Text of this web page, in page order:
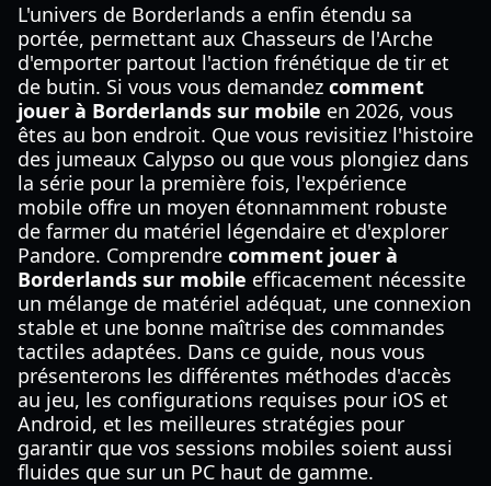
L'univers de Borderlands a enfin étendu sa
portée, permettant aux Chasseurs de l'Arche
d'emporter partout l'action frénétique de tir et
de butin. Si vous vous demandez comment
jouer à Borderlands sur mobile en 2026, vous
êtes au bon endroit. Que vous revisitiez l'histoire
des jumeaux Calypso ou que vous plongiez dans
la série pour la première fois, l'expérience
mobile offre un moyen étonnamment robuste
de farmer du matériel légendaire et d'explorer
Pandore. Comprendre comment jouer à
Borderlands sur mobile efficacement nécessite
un mélange de matériel adéquat, une connexion
stable et une bonne maîtrise des commandes
tactiles adaptées. Dans ce guide, nous vous
présenterons les différentes méthodes d'accès
au jeu, les configurations requises pour iOS et
Android, et les meilleures stratégies pour
garantir que vos sessions mobiles soient aussi
fluides que sur un PC haut de gamme.